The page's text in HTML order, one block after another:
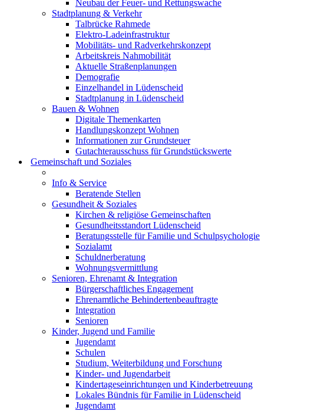
Neubau der Feuer- und Rettungswache
Stadtplanung & Verkehr
Talbrücke Rahmede
Elektro-Ladeinfrastruktur
Mobilitäts- und Radverkehrskonzept
Arbeitskreis Nahmobilität
Aktuelle Straßenplanungen
Demografie
Einzelhandel in Lüdenscheid
Stadtplanung in Lüdenscheid
Bauen & Wohnen
Digitale Themenkarten
Handlungskonzept Wohnen
Informationen zur Grundsteuer
Gutachterausschuss für Grundstückswerte
Gemeinschaft und Soziales
Info & Service
Beratende Stellen
Gesundheit & Soziales
Kirchen & religiöse Gemeinschaften
Gesundheitsstandort Lüdenscheid
Beratungsstelle für Familie und Schulpsychologie
Sozialamt
Schuldnerberatung
Wohnungsvermittlung
Senioren, Ehrenamt & Integration
Bürgerschaftliches Engagement
Ehrenamtliche Behindertenbeauftragte
Integration
Senioren
Kinder, Jugend und Familie
Jugendamt
Schulen
Studium, Weiterbildung und Forschung
Kinder- und Jugendarbeit
Kindertageseinrichtungen und Kinderbetreuung
Lokales Bündnis für Familie in Lüdenscheid
Jugendamt